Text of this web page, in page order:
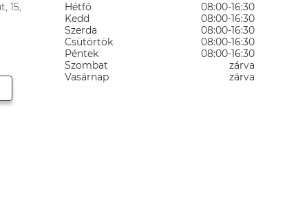
15,
Hétfő
08:00-16:30
Kedd
08:00-16:30
Szerda
08:00-16:30
Csütörtök
08:00-16:30
Péntek
08:00-16:30
Szombat
zárva
Vasárnap
zárva